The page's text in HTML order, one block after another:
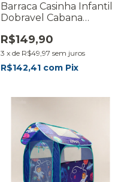
Barraca Casinha Infantil
Dobravel Cabana
Iglu Bebe
R$149,90
3 x de R$49,97 sem juros
R$142,41 com Pix